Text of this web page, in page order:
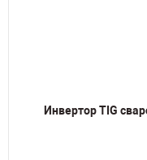
Инвертор TIG